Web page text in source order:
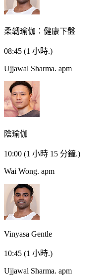
柔韌瑜伽：健康下盤
08:45 (1 小時.)
Ujjawal Sharma. apm
陰瑜伽
10:00 (1 小時 15 分鐘.)
Wai Wong. apm
Vinyasa Gentle
10:45 (1 小時.)
Ujjawal Sharma. apm